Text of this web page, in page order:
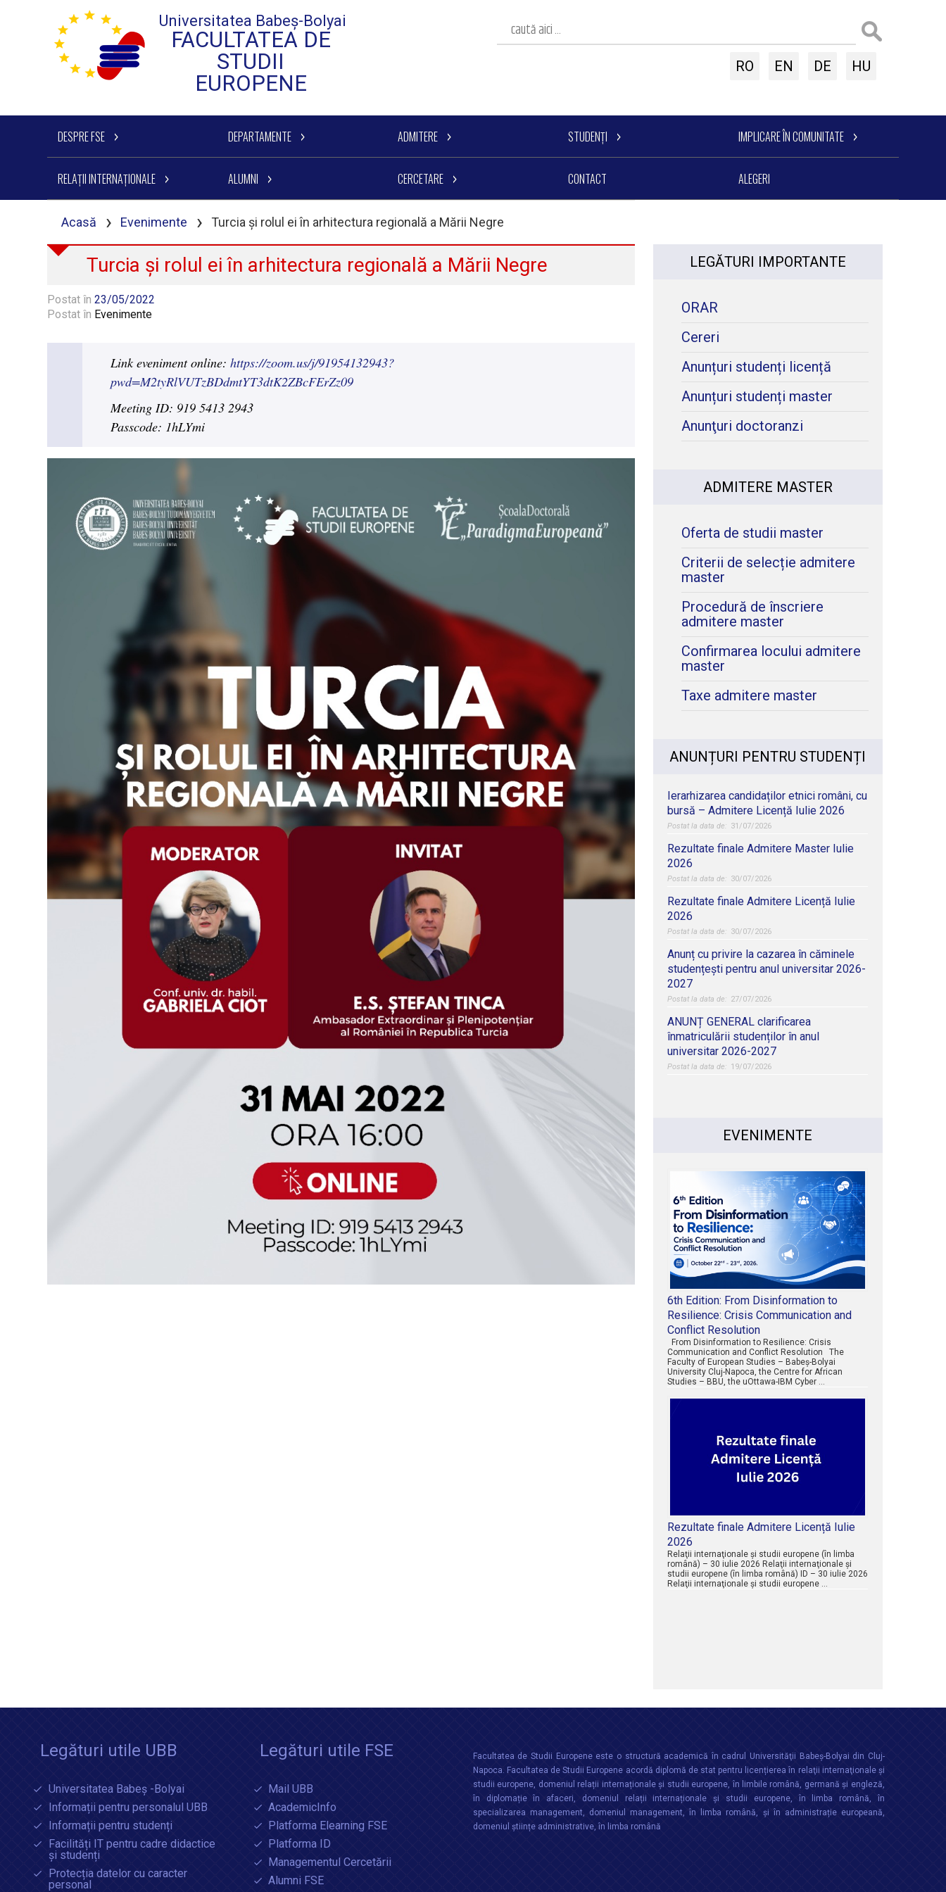
Universitatea Babeș-Bolyai
FACULTATEA DE
STUDII
EUROPENE
RO EN DE HU
DESPRE FSE DEPARTAMENTE ADMITERE STUDENȚI IMPLICARE ÎN COMUNITATE
RELAȚII INTERNAȚIONALE ALUMNI CERCETARE CONTACT ALEGERI
Acasă › Evenimente › Turcia și rolul ei în arhitectura regională a Mării Negre
Turcia și rolul ei în arhitectura regională a Mării Negre
Postat în23/05/2022
Postat în Evenimente
Link eveniment online:https://zoom.us/j/91954132943?
pwd=M2tyRlVUTzBDdmtYT3dtK2ZBcFErZz09
Meeting ID: 919 5413 2943
Passcode: 1hLYmi
LEGĂTURI IMPORTANTE
ORAR
Cereri
Anunțuri studenți licență
Anunțuri studenți master
Anunţuri doctoranzi
ADMITERE MASTER
Oferta de studii master
Criterii de selecție admitere
master
Procedură de înscriere
admitere master
Confirmarea locului admitere
master
Taxe admitere master
ANUNȚURI PENTRU STUDENȚI
Ierarhizarea candidaților etnici români, cu
bursă – Admitere Licență Iulie 2026
31/07/2026
Rezultate finale Admitere Master Iulie
2026
30/07/2026
Rezultate finale Admitere Licență Iulie
2026
30/07/2026
Anunț cu privire la cazarea în căminele
studențești pentru anul universitar 2026-
2027
27/07/2026
ANUNȚ GENERAL clarificarea
înmatriculării studenților în anul
universitar 2026-2027
19/07/2026
EVENIMENTE
6th Edition: From Disinformation to
Resilience: Crisis Communication and
Conflict Resolution
From Disinformation to Resilience: Crisis
Communication and Conflict Resolution The
Faculty of European Studies – Babeș-Bolyai
University Cluj-Napoca, the Centre for African
Studies – BBU, the uOttawa-IBM Cyber …
Rezultate finale Admitere Licență Iulie
2026
Relaţii internaţionale şi studii europene (în limba
română) – 30 iulie 2026 Relaţii internaţionale şi
studii europene (în limba română) ID – 30 iulie 2026
Relaţii internaţionale şi studii europene …
Legături utile UBB
Universitatea Babeș -Bolyai
Informații pentru personalul UBB
Informații pentru studenți
Facilități IT pentru cadre didactice
și studenți
Protecția datelor cu caracter
personal
Legături utile FSE
Mail UBB
AcademicInfo
Platforma Elearning FSE
Platforma ID
Managementul Cercetării
Alumni FSE
Facultatea de Studii Europene este o structură academică în cadrul Universităţii Babeș-Bolyai din Cluj-
Napoca. Facultatea de Studii Europene acordă diplomă de stat pentru licențierea în relaţii internaţionale şi
studii europene, domeniul relații internaționale şi studii europene, în limbile română, germană și engleză,
în diplomație în afaceri, domeniul relații internaționale și studii europene, în limba română, în
specializarea management, domeniul management, în limba română, și în administrație europeană,
domeniul științe administrative, în limba română